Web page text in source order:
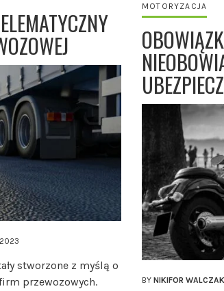
2023
stworzone z myślą o
przewozowych.
MOTORYZACJA
BY NIKIFOR WALCZAK